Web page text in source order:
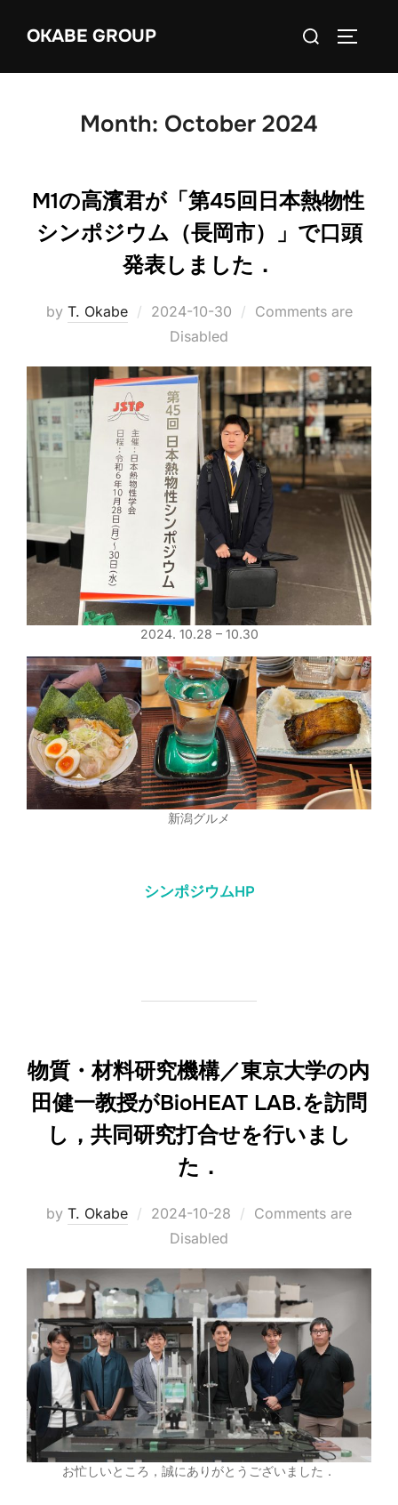
OKABE GROUP
Search
Month: October 2024
M1の高濱君が「第45回日本熱物性
シンポジウム（長岡市）」で口頭
発表しました．
by T. Okabe
Posted
2024-10-30
Comments are
Disabled
2024. 10.28 – 10.30
新潟グルメ
シンポジウムHP
物質・材料研究機構／東京大学の内
田健一教授がBioHEAT LAB.を訪問
し，共同研究打合せを行いまし
た．
by T. Okabe
Posted
2024-10-28
Comments are
Disabled
お忙しいところ，誠にありがとうございました．